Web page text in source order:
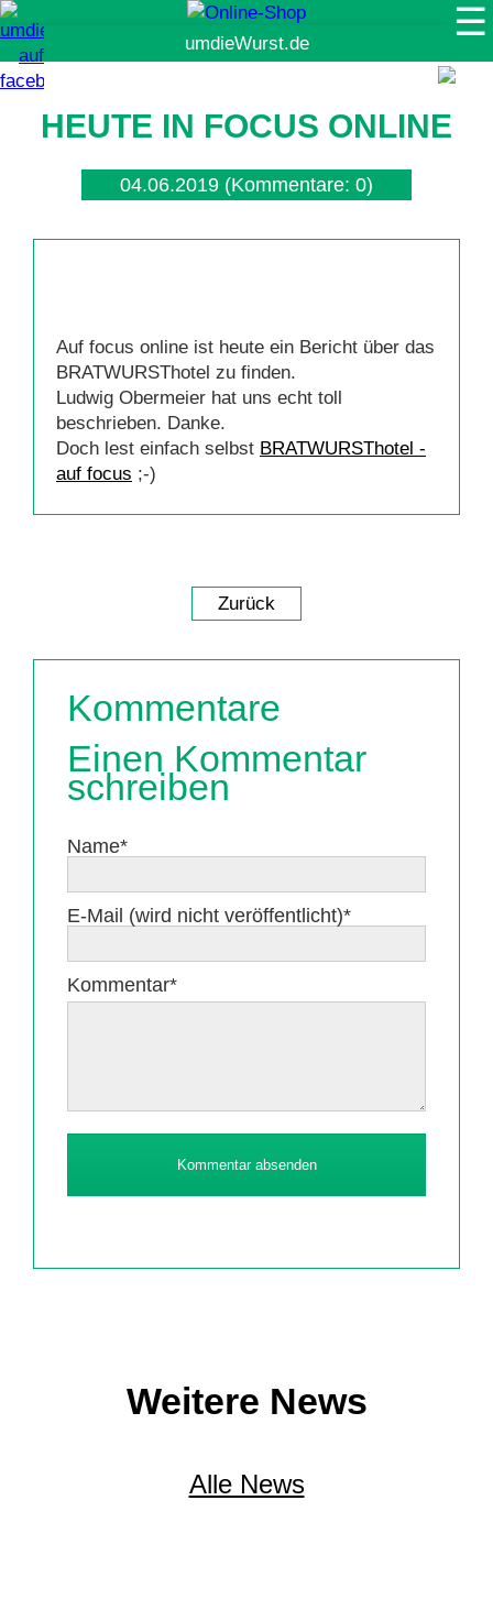
HEUTE IN FOCUS ONLINE
04.06.2019 (Kommentare: 0)
Auf focus online ist heute ein Bericht über das
BRATWURSThotel zu finden.
Ludwig Obermeier hat uns echt toll
beschrieben. Danke.
Doch lest einfach selbst BRATWURSThotel -
auf focus ;-)
Zurück
Kommentare
Einen Kommentar
schreiben
Pflichtfeld
Name*
Pflichtfeld
E-Mail (wird nicht veröffentlicht)*
Pflichtfeld
Kommentar*
Kommentar absenden
Weitere News
Alle News
☰